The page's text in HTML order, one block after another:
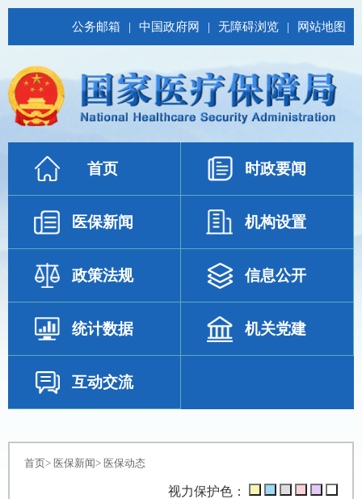
公务邮箱 | 中国政府网 | 无障碍浏览 | 网站地图
首页 时政要闻
医保新闻 机构设置
政策法规 信息公开
统计数据 机关党建
互动交流
首页> 医保新闻> 医保动态
视力保护色：